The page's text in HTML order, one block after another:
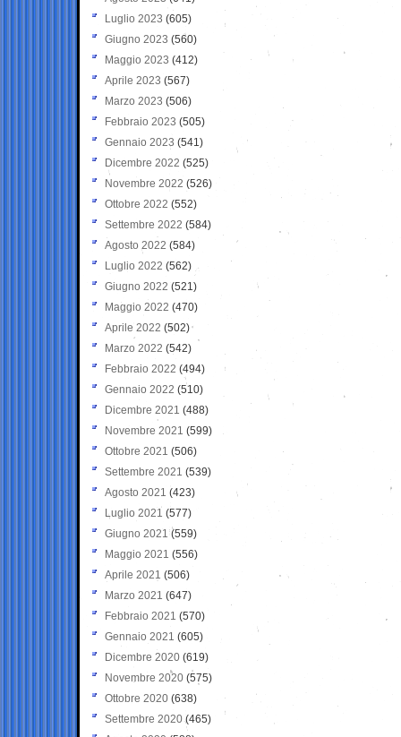
Luglio 2023 (605)
Giugno 2023 (560)
Maggio 2023 (412)
Aprile 2023 (567)
Marzo 2023 (506)
Febbraio 2023 (505)
Gennaio 2023 (541)
Dicembre 2022 (525)
Novembre 2022 (526)
Ottobre 2022 (552)
Settembre 2022 (584)
Agosto 2022 (584)
Luglio 2022 (562)
Giugno 2022 (521)
Maggio 2022 (470)
Aprile 2022 (502)
Marzo 2022 (542)
Febbraio 2022 (494)
Gennaio 2022 (510)
Dicembre 2021 (488)
Novembre 2021 (599)
Ottobre 2021 (506)
Settembre 2021 (539)
Agosto 2021 (423)
Luglio 2021 (577)
Giugno 2021(559)
Maggio 2021 (556)
Aprile 2021 (506)
Marzo 2021 (647)
Febbraio 2021 (570)
Gennaio 2021 (605)
Dicembre 2020 (619)
Novembre 2020 (575)
Ottobre 2020 (638)
Settembre 2020(465)